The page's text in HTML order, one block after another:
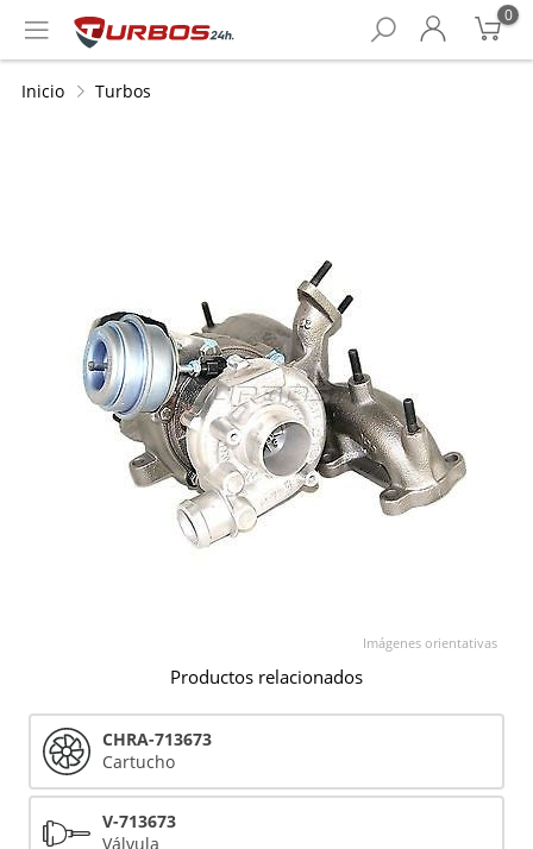
0
Inicio Turbos
Imágenes orientativas
Productos relacionados
CHRA-713673
Cartucho
V-713673
Válvula